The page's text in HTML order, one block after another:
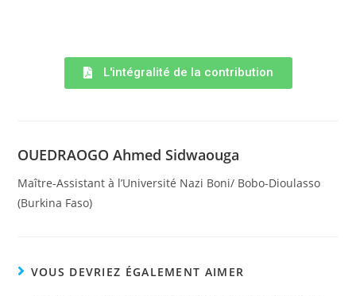
L'intégralité de la contribution
OUEDRAOGO Ahmed Sidwaouga
Maître-Assistant à l’Université Nazi Boni/ Bobo-Dioulasso
(Burkina Faso)
VOUS DEVRIEZ ÉGALEMENT AIMER